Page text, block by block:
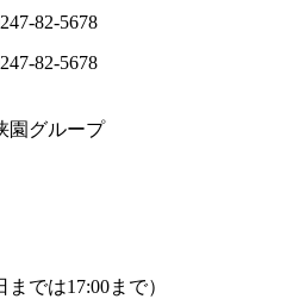
82-5678
82-5678
園グループ
までは17:00まで）